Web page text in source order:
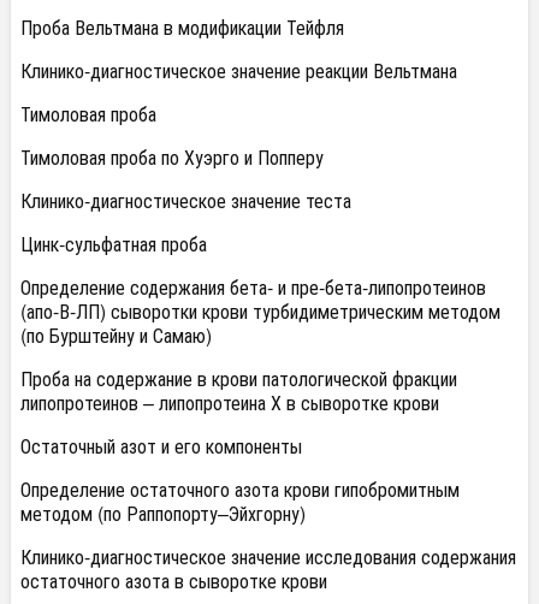
Проба Вельтмана в модификации Тейфля
Клинико-диагностическое значение реакции Вельтмана
Тимоловая проба
Тимоловая проба по Хуэрго и Попперу
Клинико-диагностическое значение теста
Цинк-сульфатная проба
Определение содержания бета- и пре-бета-липопротеинов
(апо-В-ЛП) сыворотки крови турбидиметрическим методом
(по Бурштейну и Самаю)
Проба на содержание в крови патологической фракции
липопротеинов – липопротеина Х в сыворотке крови
Остаточный азот и его компоненты
Определение остаточного азота крови гипобромитным
методом (по Раппопорту–Эйхгорну)
Клинико-диагностическое значение исследования содержания
остаточного азота в сыворотке крови